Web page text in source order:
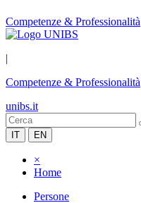
Competenze & Professionalità
|
Competenze & Professionalità
unibs.it
IT EN
×
Home
Persone